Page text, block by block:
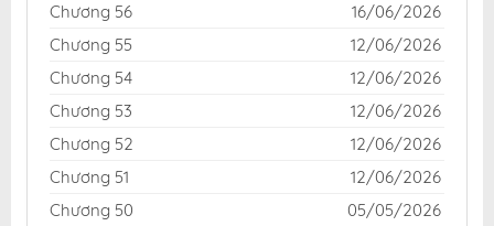
Chương 56
16/06/2026
Chương 55
12/06/2026
Chương 54
12/06/2026
Chương 53
12/06/2026
Chương 52
12/06/2026
Chương 51
12/06/2026
Chương 50
05/05/2026